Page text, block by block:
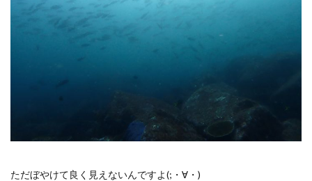
ただぼやけて良く見えないんですよ(;・∀・)